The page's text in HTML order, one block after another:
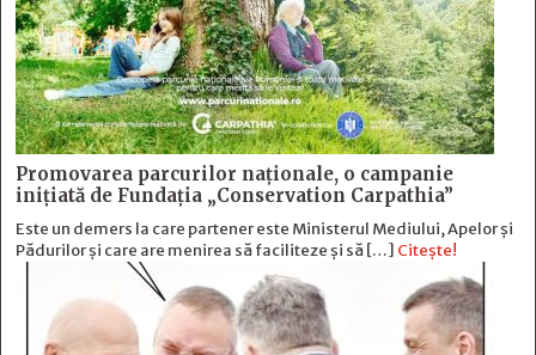
Promovarea parcurilor naționale, o campanie
inițiată de Fundația „Conservation Carpathia”
Este un demers la care partener este Ministerul Mediului, Apelor și
Pădurilor și care are menirea să faciliteze și să […] Citește!